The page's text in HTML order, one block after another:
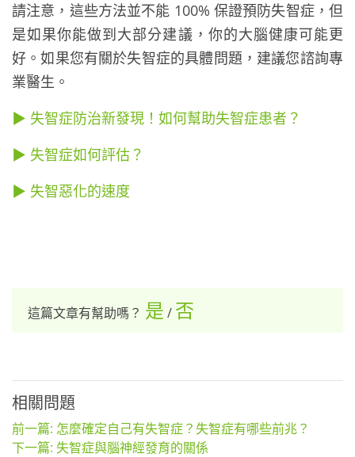
請注意，這些方法並不能 100% 保證預防失智症，但
是如果你能做到大部分建議，你的大腦健康可能更
好。如果您有關於失智症的具體問題，建議您諮詢專
業醫生。
▶ 失智症防治新發現！如何幫助失智症患者？
▶ 失智症如何評估？
▶ 失智惡化的速度
這篇文章有幫助嗎？ 是 / 否
相關問題
前一篇: 怎麼確定自己有失智症？失智症有哪些前兆？
下一篇: 失智症與腦神經發育的關係